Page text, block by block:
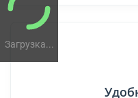
Загрузка...